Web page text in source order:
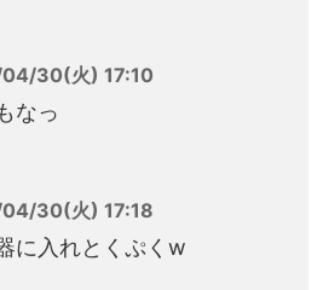
30(火) 17:10
なっ
30(火) 17:18
に入れとくぷくw